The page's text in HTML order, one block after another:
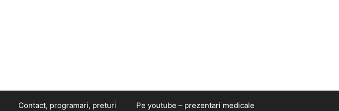
Contact, programari, preturi Pe youtube – prezentari medicale